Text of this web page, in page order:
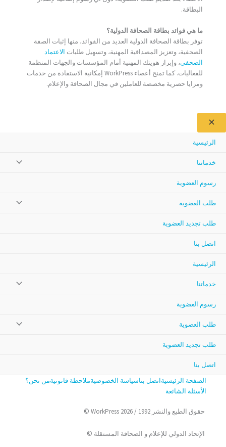
البطاقة.
ما هي فوائد بطاقة الصحافة الدولية؟
توفر بطاقة الصحافة الدولية العديد من الفوائد، منها إثبات الصفة
الصحفية، وتعزيز المصداقية المهنية، وتسهيل طلبات الاعتماد
الصحفي، وإبراز هويتك المهنية أمام المؤسسات والجهات المنظمة
للفعاليات. كما تمنح أعضاء WorkPress إمكانية الاستفادة من خدمات
ومزايا حصرية مخصصة للعاملين في مجال الصحافة والإعلام.
الرئيسية
خدماتنا
رسوم العضوية
طلب العضوية
طلب تجديد العضوية
اتصل بنا
الرئيسية
خدماتنا
رسوم العضوية
طلب العضوية
طلب تجديد العضوية
اتصل بنا
الصفحة الرئيسيةاتصل بناسياسة الخصوصيةملاحظة قانونيةمن نحن؟
الأسئلة الشائعة
حقوق الطبع والنشر 1992 / 2026 WorkPress ©
الإتحاد الدولي للإعلام و الصحافة المستقلة ©